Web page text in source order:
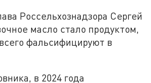
Россельхознадзора Сергей
масло стало продуктом,
фальсифицируют в
в 2024 года